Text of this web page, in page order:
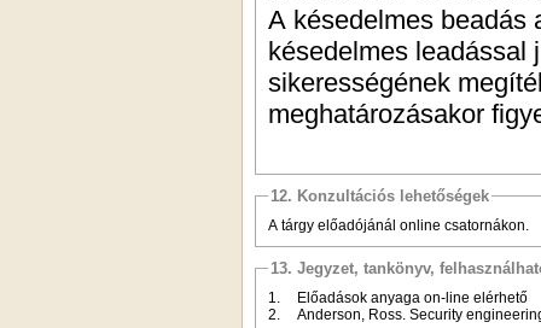
A késedelmes beadás
késedelmes leadással
sikerességének
meghatározásakor
12. Konzultációs lehetőségek
A tárgy előadójánál online csatornákon.
13. Jegyzet, tankönyv,
1.
Előadások anyaga on-line elérhető
2.
Anderson, Ross. Security